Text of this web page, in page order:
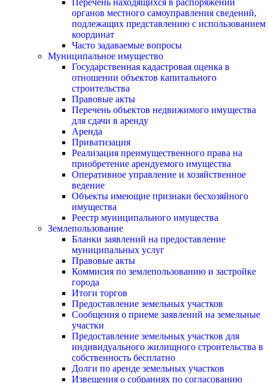
Перечень находящихся в распоряжении
органов местного самоуправления сведений,
подлежащих представлению с использованием
координат
Часто задаваемые вопросы
Муниципальное имущество
Государственная кадастровая оценка в
отношении объектов капитального
строительства
Правовые акты
Перечень объектов недвижимого имущества
для сдачи в аренду
Аренда
Приватизация
Реализация преимущественного права на
приобретение арендуемого имущества
Оперативное управление и хозяйственное
ведение
Объекты имеющие признаки бесхозяйного
имущества
Реестр муниципального имущества
Землепользование
Бланки заявлений на предоставление
муниципальных услуг
Правовые акты
Коммисия по землепользованию и застройке
города
Итоги торгов
Предоставление земельных участков
Сообщения о приеме заявлений на земельные
участки
Предоставление земельных участков для
индивидуального жилищного строительства в
собственность бесплатно
Долги по аренде земельных участков
Извещения о собраниях по согласованию